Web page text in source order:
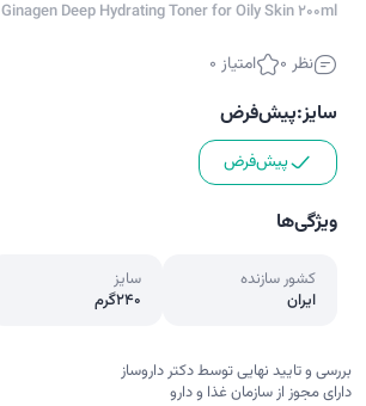
Ginagen Deep Hydrating Toner for Oily Skin 200ml
نظر 0 امتیاز 0
سایز:پیش‌فرض
پیش‌فرض
ویژگی‌ها
کشور سازنده
ایران
سایز
240گرم
بررسی و تایید نهایی توسط دکتر داروساز
دارای مجوز از سازمان غذا و دارو